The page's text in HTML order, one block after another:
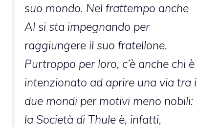
suo mondo. Nel frattempo anche
Al si sta impegnando per
raggiungere il suo fratellone.
Purtroppo per loro, c’è anche chi è
intenzionato ad aprire una via tra i
due mondi per motivi meno nobili:
la Società di Thule è, infatti,